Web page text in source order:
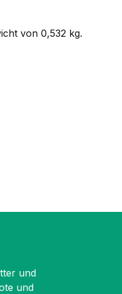
von 0,532 kg.
und
und